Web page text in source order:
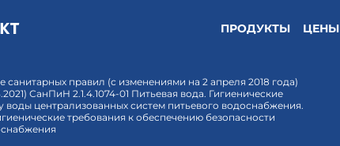
ПРОДУКТЫ ЦЕНЫ
санитарных правил (с изменениями на 2 апреля 2018 года)
СанПиН 2.1.4.1074-01 Питьевая вода. Гигиенические
воды централизованных систем питьевого водоснабжения.
требования к обеспечению безопасности